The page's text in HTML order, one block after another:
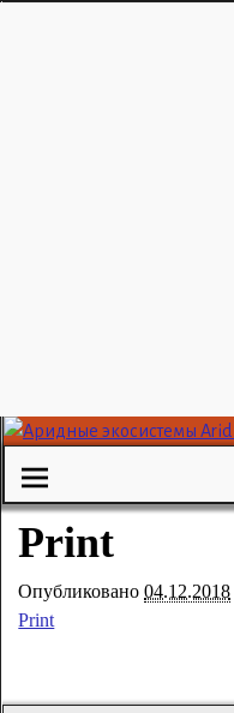
Print
Опубликовано04.12.2018
Print